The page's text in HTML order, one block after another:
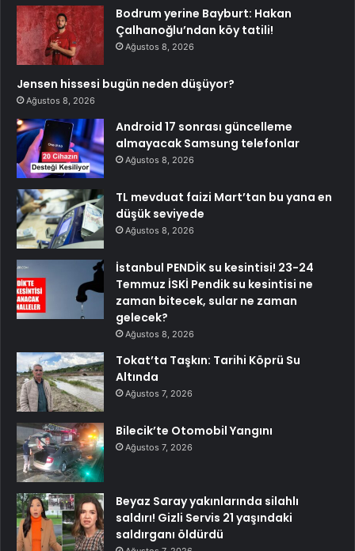
Bodrum yerine Bayburt: Hakan
Çalhanoğlu’ndan köy tatili!
Ağustos 8, 2026
Jensen hissesi bugün neden düşüyor?
Ağustos 8, 2026
Android 17 sonrası güncelleme
almayacak Samsung telefonlar
Ağustos 8, 2026
TL mevduat faizi Mart’tan bu yana en
düşük seviyede
Ağustos 8, 2026
İstanbul PENDİK su kesintisi! 23-24
Temmuz İSKİ Pendik su kesintisi ne
zaman bitecek, sular ne zaman
gelecek?
Ağustos 8, 2026
Tokat’ta Taşkın: Tarihi Köprü Su
Altında
Ağustos 7, 2026
Bilecik’te Otomobil Yangını
Ağustos 7, 2026
Beyaz Saray yakınlarında silahlı
saldırı! Gizli Servis 21 yaşındaki
saldırganı öldürdü